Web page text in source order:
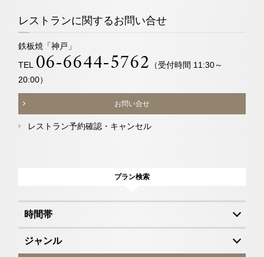
レストランに関するお問い合せ
鉄板焼「神戸」
TEL 06-6644-5762
（受付時間 11:30～
20:00）
お問い合せ
レストラン予約確認・キャンセル
プラン検索
時間帯
ジャンル